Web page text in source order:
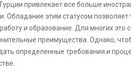
привлекает все больше
Обладание этим статусом
и образование. Для многих это
преимущества. Однако,
определенные требования и